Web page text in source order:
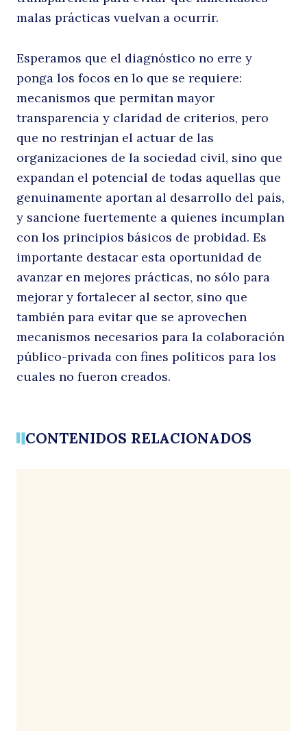
y
Buscar
malas prácticas vuelvan a ocurrir.
Esperamos que el diagnóstico no erre y
ponga los focos en lo que se requiere:
mecanismos que permitan mayor
transparencia y claridad de criterios, pero
que no restrinjan el actuar de las
organizaciones de la sociedad civil, sino que
expandan el potencial de todas aquellas que
genuinamente aportan al desarrollo del país,
y sancione fuertemente a quienes incumplan
con los principios básicos de probidad. Es
importante destacar esta oportunidad de
avanzar en mejores prácticas, no sólo para
mejorar y fortalecer al sector, sino que
también para evitar que se aprovechen
mecanismos necesarios para la colaboración
público-privada con fines políticos para los
cuales no fueron creados.
CONTENIDOS RELACIONADOS